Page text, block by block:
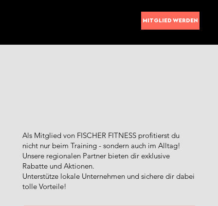
MITGLIED WERDEN
Als Mitglied von FISCHER FITNESS profitierst du
nicht nur beim Training - sondern auch im Alltag!
Unsere regionalen Partner bieten dir exklusive
Rabatte und Aktionen.
Unterstütze lokale Unternehmen und sichere dir dabei
tolle Vorteile!